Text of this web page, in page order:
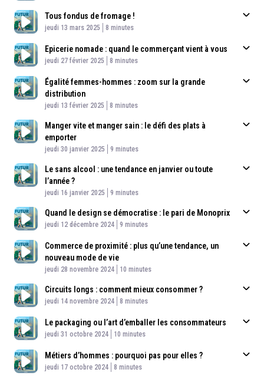
Tous fondus de fromage !
Published At
jeudi 13 mars 2025 Time
8 minutes
Epicerie nomade : quand le commerçant vient à vous
Published At
jeudi 27 février 2025 Time
8 minutes
Égalité femmes-hommes : zoom sur la grande
distribution
Published At
jeudi 13 février 2025 Time
8 minutes
Manger vite et manger sain : le défi des plats à
emporter
Published At
jeudi 30 janvier 2025 Time
9 minutes
Le sans alcool : une tendance en janvier ou toute
l’année ?
Published At
jeudi 16 janvier 2025 Time
9 minutes
Quand le design se démocratise : le pari de Monoprix
Published At
jeudi 12 décembre 2024 Time
9 minutes
Commerce de proximité : plus qu’une tendance, un
nouveau mode de vie
Published At
jeudi 28 novembre 2024 Time
10 minutes
Circuits longs : comment mieux consommer ?
Published At
jeudi 14 novembre 2024 Time
8 minutes
Le packaging ou l’art d’emballer les consommateurs
Published At
jeudi 31 octobre 2024 Time
10 minutes
Métiers d’hommes : pourquoi pas pour elles ?
Published At
jeudi 17 octobre 2024 Time
8 minutes